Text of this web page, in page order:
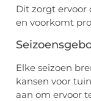
Dit zorgt
en voorkomt
Elke seizoen
kansen voor
aan om ervoor